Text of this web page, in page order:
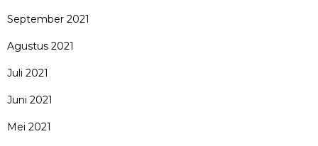
September 2021
Agustus 2021
Juli 2021
Juni 2021
Mei 2021